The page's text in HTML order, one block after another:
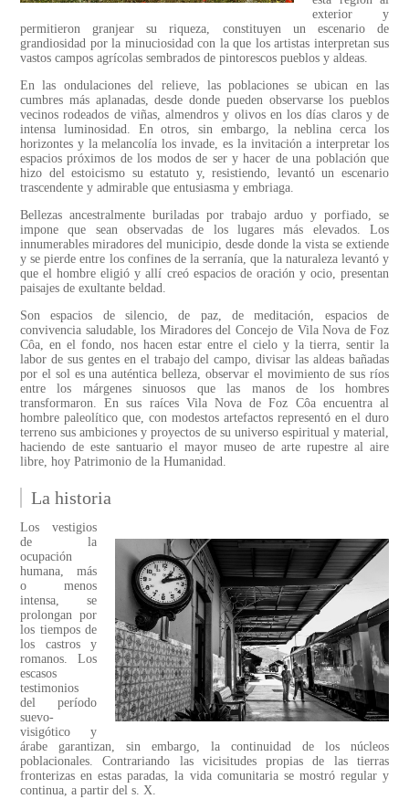
exterior y
permitieron granjear su riqueza, constituyen un escenario de
grandiosidad por la minuciosidad con la que los artistas interpretan sus
vastos campos agrícolas sembrados de pintorescos pueblos y aldeas.
En las ondulaciones del relieve, las poblaciones se ubican en las
cumbres más aplanadas, desde donde pueden observarse los pueblos
vecinos rodeados de viñas, almendros y olivos en los días claros y de
intensa luminosidad. En otros, sin embargo, la neblina cerca los
horizontes y la melancolía los invade, es la invitación a interpretar los
espacios próximos de los modos de ser y hacer de una población que
hizo del estoicismo su estatuto y, resistiendo, levantó un escenario
trascendente y admirable que entusiasma y embriaga.
Bellezas ancestralmente buriladas por trabajo arduo y porfiado, se
impone que sean observadas de los lugares más elevados. Los
innumerables miradores del municipio, desde donde la vista se extiende
y se pierde entre los confines de la serranía, que la naturaleza levantó y
que el hombre eligió y allí creó espacios de oración y ocio, presentan
paisajes de exultante beldad.
Son espacios de silencio, de paz, de meditación, espacios de
convivencia saludable, los Miradores del Concejo de Vila Nova de Foz
Côa, en el fondo, nos hacen estar entre el cielo y la tierra, sentir la
labor de sus gentes en el trabajo del campo, divisar las aldeas bañadas
por el sol es una auténtica belleza, observar el movimiento de sus ríos
entre los márgenes sinuosos que las manos de los hombres
transformaron. En sus raíces Vila Nova de Foz Côa encuentra al
hombre paleolítico que, con modestos artefactos representó en el duro
terreno sus ambiciones y proyectos de su universo espiritual y material,
haciendo de este santuario el mayor museo de arte rupestre al aire
libre, hoy Patrimonio de la Humanidad.
La historia
Los vestigios
de la
ocupación
humana, más
o menos
intensa, se
prolongan por
los tiempos de
los castros y
romanos. Los
escasos
testimonios
del período
suevo-
visigótico y
árabe garantizan, sin embargo, la continuidad de los núcleos
poblacionales. Contrariando las vicisitudes propias de las tierras
fronterizas en estas paradas, la vida comunitaria se mostró regular y
continua, a partir del s. X.